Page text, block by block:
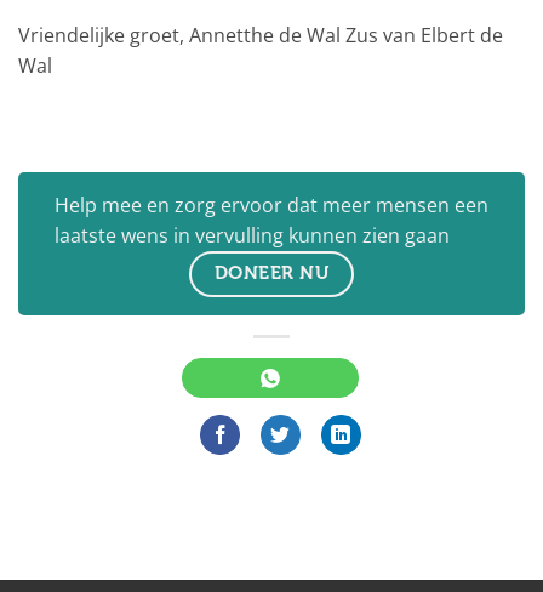
Vriendelijke groet, Annetthe de Wal Zus van Elbert de
Wal
Help mee en zorg ervoor dat meer mensen een
laatste wens in vervulling kunnen zien gaan
DONEER NU